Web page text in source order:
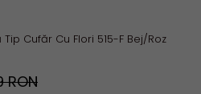
Cufăr Cu Flori 515-F Bej/Roz
RON